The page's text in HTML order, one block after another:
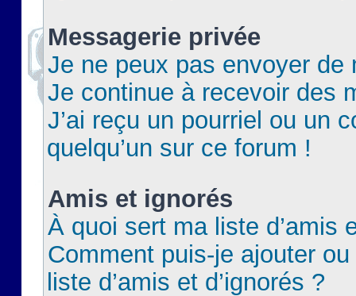
Messagerie privée
Je ne peux pas envoyer de
Je continue à recevoir des
J’ai reçu un pourriel ou un
quelqu’un sur ce forum !
Amis et ignorés
À quoi sert ma liste d’amis
Comment puis-je ajouter
liste d’amis et d’ignorés ?